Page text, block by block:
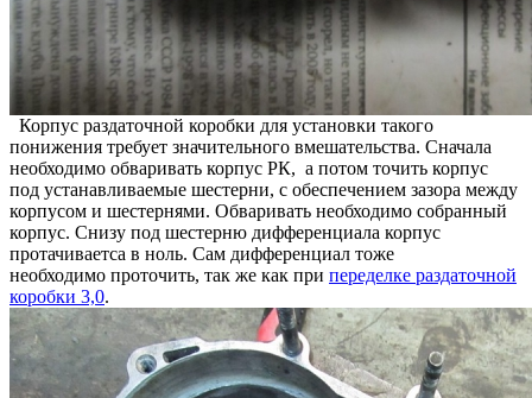
Корпус раздаточной коробки для установки такого
понижения требует значительного вмешательства. Сначала
необходимо обваривать корпус РК, а потом точить корпус
под устанавливаемые шестерни, с обеспечением зазора между
корпусом и шестернями. Обваривать необходимо собранный
корпус. Снизу под шестерню дифференциала корпус
протачиваетса в ноль. Сам дифференциал тоже
необходимо проточить, так же как при переделке раздаточной
коробки 3,0.